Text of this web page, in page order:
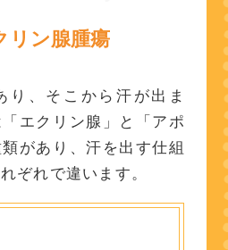
リン腺腫瘍
り、そこから汗が出ま
エクリン腺」と「アポ
があり、汗を出す仕組
ぞれで違います。